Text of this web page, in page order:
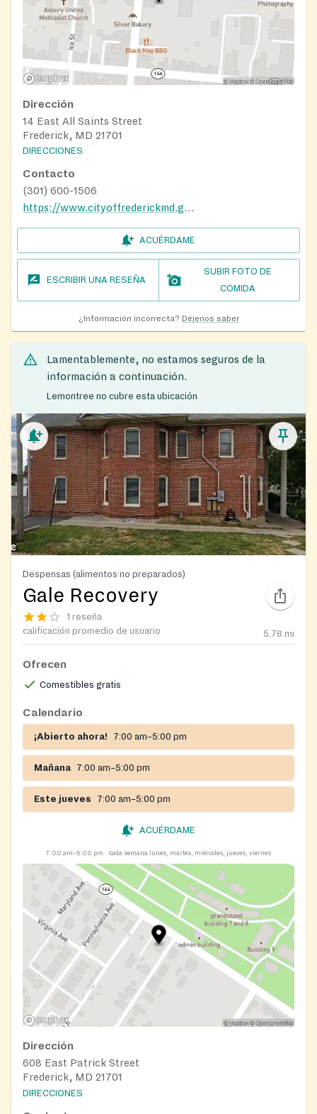
Dirección
14 East All Saints Street
Frederick, MD 21701
DIRECCIONES
Contacto
(301) 600-1506
https://www.cityoffrederickmd.gov/462/Food-Bank-Program
ACUÉRDAME
ESCRIBIR UNA RESEÑA
SUBIR FOTO DE
COMIDA
¿Información incorrecta? Déjenos saber
Lamentablemente, no estamos seguros de la
información a continuación.
Lemontree no cubre esta ubicación
Despensas (alimentos no preparados)
Gale Recovery
1 reseña
calificación promedio de usuario
5.78 mi
Ofrecen
Comestibles gratis
Calendario
¡Abierto ahora! 7:00 am–5:00 pm
Mañana 7:00 am–5:00 pm
Este jueves 7:00 am–5:00 pm
ACUÉRDAME
7:00 am–5:00 pm cada semana lunes, martes, miércoles, jueves, viernes
Dirección
608 East Patrick Street
Frederick, MD 21701
DIRECCIONES